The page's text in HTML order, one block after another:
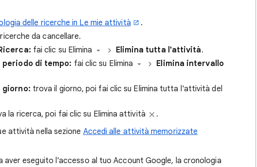
delle ricerche in Le mie attività
.
da cancellare.
fai clic su Elimina Elimina tutta l'attività.
di tempo: fai clic su Elimina
Elimina intervallo
giorno: trova il giorno, poi fai clic su Elimina tutta l'attività del
la ricerca, poi fai clic su Elimina attività
.
attività nella sezione Accedi alle attività memorizzate
aver eseguito l'accesso al tuo Account Google, la cronologia